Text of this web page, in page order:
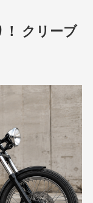
！ クリーブ